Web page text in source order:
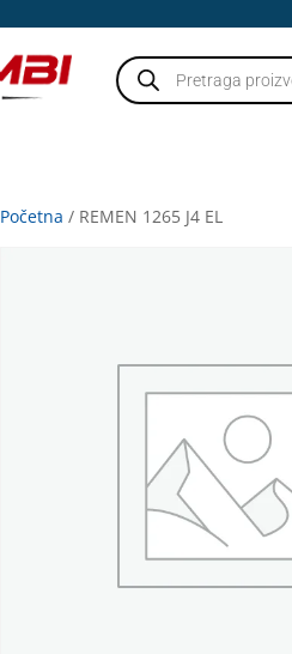
Products
search
Početna / REMEN 1265 J4 EL